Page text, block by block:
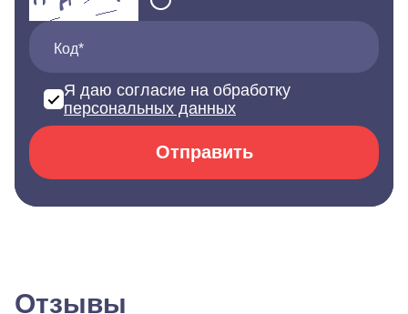
Код*
Я даю согласие на обработку
персональных данных
Отправить
Отзывы